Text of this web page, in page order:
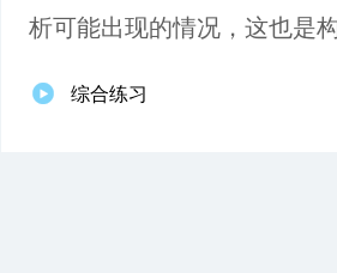
析可能出现的情况，这也是
综合练习